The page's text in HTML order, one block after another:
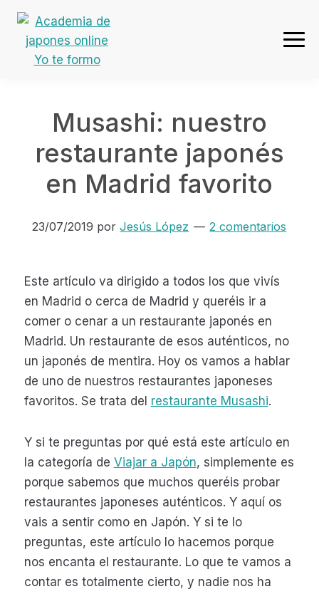
navegación
principal
contenido
principal
Academia
online
formo
Musashi: nuestro
restaurante japonés
en Madrid favorito
23/07/2019 porJesús López 2 comentarios
Este artículo va dirigido a todos los que vivís
en Madrid o cerca de Madrid y queréis ir a
comer o cenar a un restaurante japonés en
Madrid. Un restaurante de esos auténticos, no
un japonés de mentira. Hoy os vamos a hablar
de uno de nuestros restaurantes japoneses
favoritos. Se trata del restaurante Musashi.
Y si te preguntas por qué está este artículo en
la categoría de Viajar a Japón, simplemente es
porque sabemos que muchos queréis probar
restaurantes japoneses auténticos. Y aquí os
vais a sentir como en Japón. Y si te lo
preguntas, este artículo lo hacemos porque
nos encanta el restaurante. Lo que te vamos a
contar es totalmente cierto, y nadie nos ha